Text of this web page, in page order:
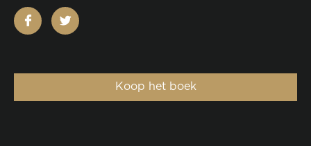
facebooktwitter
Koop het boek